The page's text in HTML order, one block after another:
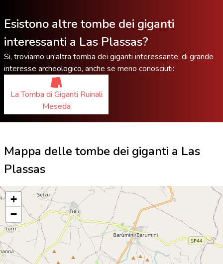
Esistono altre tombe dei giganti
interessanti a Las Plassas?
Si, troviamo un'altra tomba dei giganti interessante, di grande
interesse archeologico, anche se meno conosciuti:
La Tomba di Giganti Ruinali
Meseda
Mappa delle tombe dei giganti a Las
Plassas
+
−